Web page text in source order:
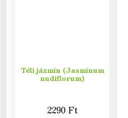
Téli jázmin (Jasminum
nudiflorum)
2290Ft